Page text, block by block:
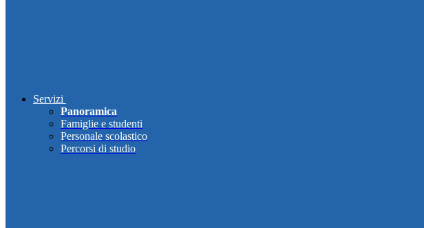
Servizi
Panoramica
Famiglie e studenti
Personale scolastico
Percorsi di studio